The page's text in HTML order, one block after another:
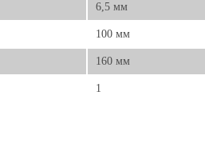
6,5 мм
100 мм
160 мм
1